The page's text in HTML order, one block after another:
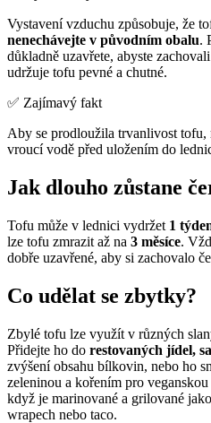
Vystavení vzduchu způsobuje, že
nenechávejte v původním obalu.
důkladně uzavřete, abyste
udržuje tofu pevné a chutné.
✅ Zajímavý fakt
Aby se prodloužila trvanlivost tofu,
vroucí vodě před uložením do
Jak dlouho zůstane
Tofu může v lednici vydržet 1
lze tofu zmrazit až na 3 měsíce.
dobře uzavřené, aby si zachovalo
Co udělat se zbytky?
Zbylé tofu lze využít v různých
Přidejte ho do restovaných jídel,
zvýšení obsahu bílkovin, nebo ho
zeleninou a kořením pro
když je marinované a grilované jako
wrapech nebo taco.